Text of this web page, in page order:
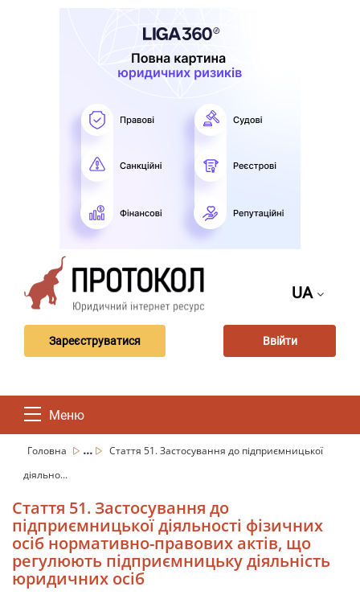
UA
Зареєструватися Ввійти
Меню
Головна ...
Стаття 51. Застосування до підприємницької
діяльно...
Стаття 51. Застосування до
підприємницької діяльності фізичних
осіб нормативно-правових актів, що
регулюють підприємницьку діяльність
юридичних осіб